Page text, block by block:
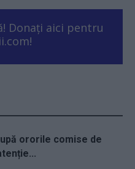
Donați aici pentru
ororile comise de